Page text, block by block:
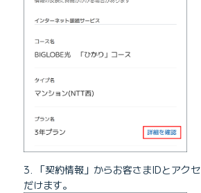
3. 「契約情報」からお客さまIDとアク
だけます。